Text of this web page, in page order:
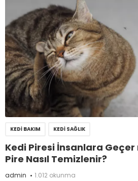
KEDI BAKIM KEDI SAĞLIK
Kedi Piresi İnsanlara
Pire Nasıl Temizlenir?
admin 1.012 okunma